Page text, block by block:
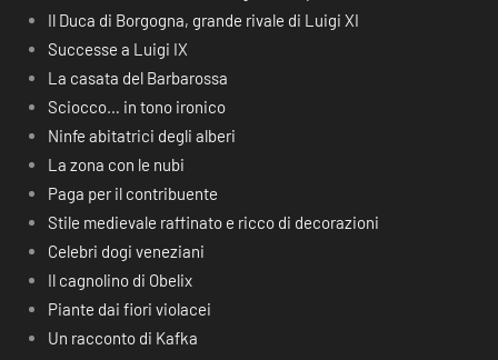
Il Duca di Borgogna, grande rivale di Luigi XI
Successe a Luigi IX
La casata del Barbarossa
Sciocco… in tono ironico
Ninfe abitatrici degli alberi
La zona con le nubi
Paga per il contribuente
Stile medievale raffinato e ricco di decorazioni
Celebri dogi veneziani
Il cagnolino di Obelix
Piante dai fiori violacei
Un racconto di Kafka